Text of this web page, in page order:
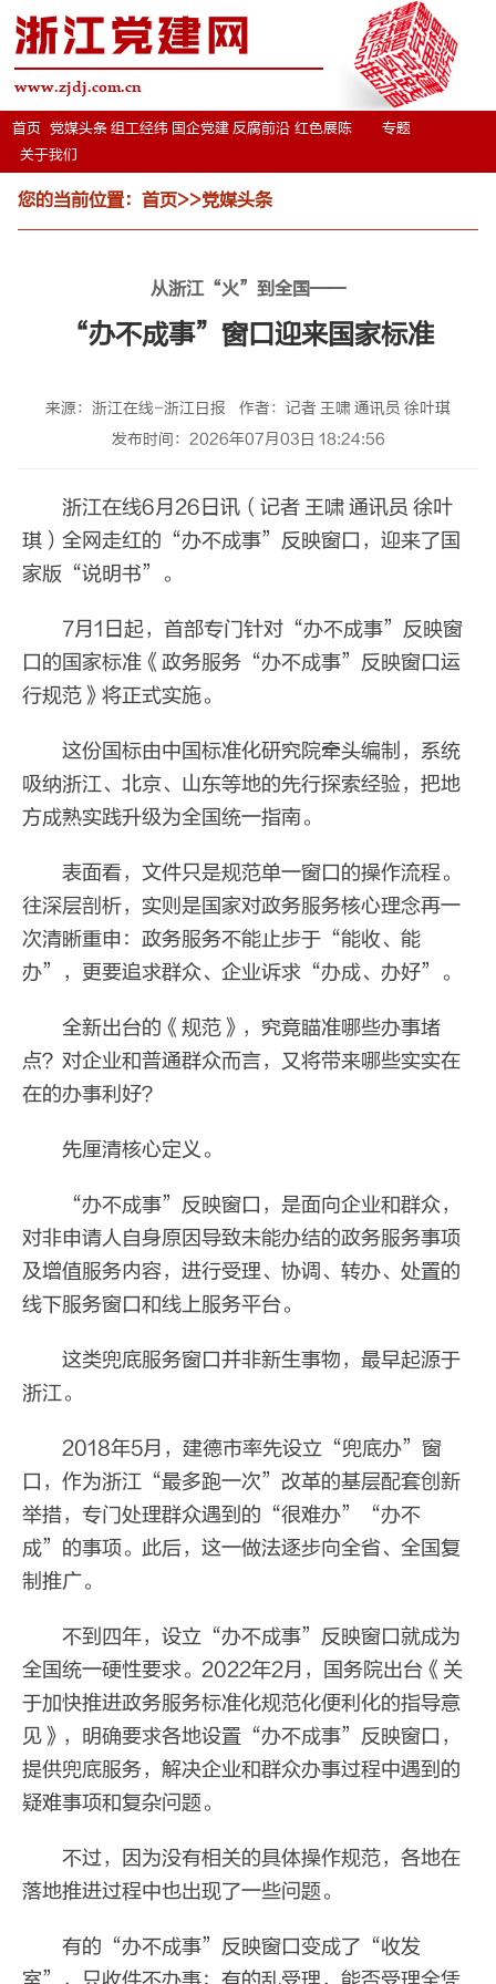
浙江党建网
www.zjdj.com.cn
首页 党媒头条 组工经纬 国企党建 反腐前沿 红色展陈
专题
关于我们
您的当前位置： 首页>>党媒头条
从浙江“火”到全国——
“办不成事”窗口迎来国家标准
来源：浙江在线-浙江日报
作者：记者 王啸 通讯员 徐叶琪
发布时间：2026年07月03日 18:24:56
浙江在线6月26日讯（记者 王啸 通讯员 徐叶
琪）全网走红的“办不成事”反映窗口，迎来了国
家版“说明书”。
7月1日起，首部专门针对“办不成事”反映窗
口的国家标准《政务服务“办不成事”反映窗口运
行规范》将正式实施。
这份国标由中国标准化研究院牵头编制，系统
吸纳浙江、北京、山东等地的先行探索经验，把地
方成熟实践升级为全国统一指南。
表面看，文件只是规范单一窗口的操作流程。
往深层剖析，实则是国家对政务服务核心理念再一
次清晰重申：政务服务不能止步于“能收、能
办”，更要追求群众、企业诉求“办成、办好”。
全新出台的《规范》，究竟瞄准哪些办事堵
点？对企业和普通群众而言，又将带来哪些实实在
在的办事利好？
先厘清核心定义。
“办不成事”反映窗口，是面向企业和群众，
对非申请人自身原因导致未能办结的政务服务事项
及增值服务内容，进行受理、协调、转办、处置的
线下服务窗口和线上服务平台。
这类兜底服务窗口并非新生事物，最早起源于
浙江。
2018年5月，建德市率先设立“兜底办”窗
口，作为浙江“最多跑一次”改革的基层配套创新
举措，专门处理群众遇到的“很难办”“办不
成”的事项。此后，这一做法逐步向全省、全国复
制推广。
不到四年，设立“办不成事”反映窗口就成为
全国统一硬性要求。2022年2月，国务院出台《关
于加快推进政务服务标准化规范化便利化的指导意
见》，明确要求各地设置“办不成事”反映窗口，
提供兜底服务，解决企业和群众办事过程中遇到的
疑难事项和复杂问题。
不过，因为没有相关的具体操作规范，各地在
落地推进过程中也出现了一些问题。
有的“办不成事”反映窗口变成了“收发